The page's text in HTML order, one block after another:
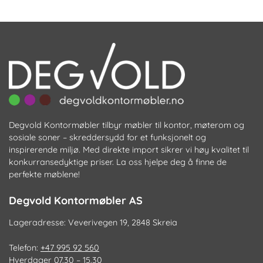
kan
produktsiden
Degvold Kontormøbler tilbyr møbler til kontor, møterom og
sosiale soner – skreddersydd for et funksjonelt og
inspirerende miljø. Med direkte import sikrer vi høy kvalitet til
konkurransedyktige priser. La oss hjelpe deg å finne de
perfekte møblene!
Degvold Kontormøbler AS
Lageradresse: Veverivegen 19, 2848 Skreia
Telefon: +47 995 92 560
Hverdager 07.30 – 15.30